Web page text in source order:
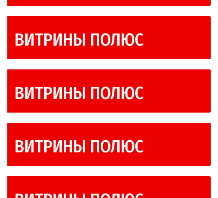
ВИТРИНЫ ПОЛЮС
ВИТРИНЫ ПОЛЮС
ВИТРИНЫ ПОЛЮС